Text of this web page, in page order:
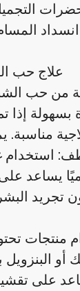
علاج حب
من حب
إذا
يساعد على
تجريد
منتجات
أو
على